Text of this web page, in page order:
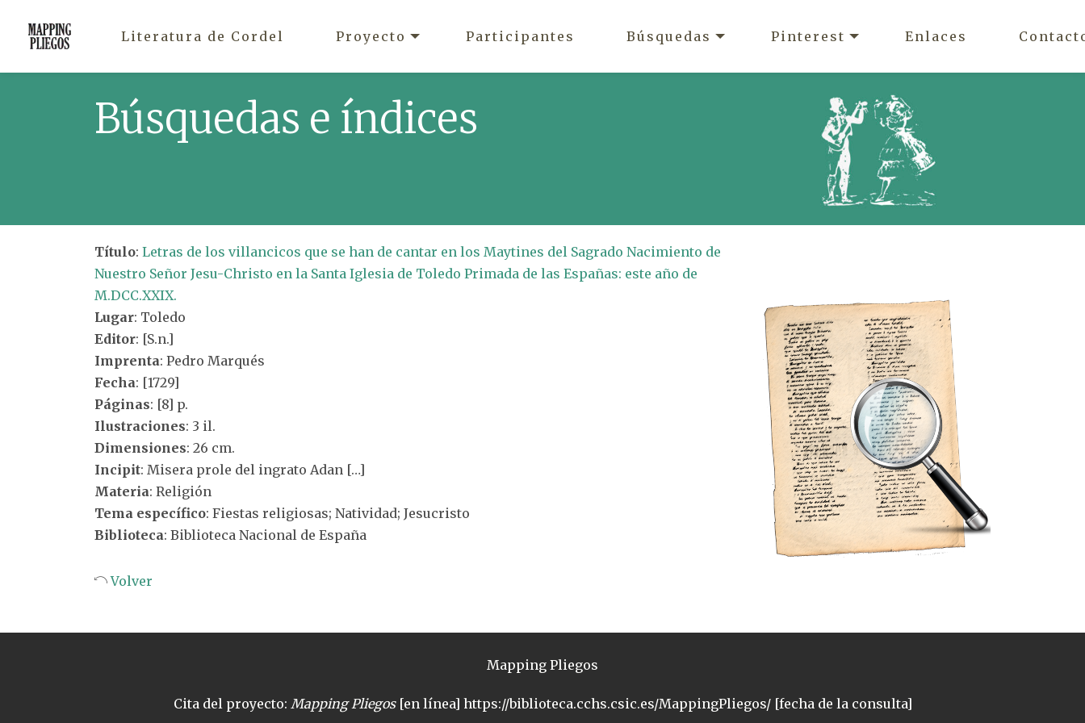
Literatura de Cordel Proyecto Participantes Búsquedas Pinterest Enlaces
Búsquedas e índices
Título: Letras de los villancicos que se han de cantar en los Maytines del Sagrado Nacimiento de
Nuestro Señor Jesu-Christo en la Santa Iglesia de Toledo Primada de las Españas: este año de
M.DCC.XXIX.
Lugar: Toledo
Editor: [S.n.]
Imprenta: Pedro Marqués
Fecha: [1729]
Páginas: [8] p.
Ilustraciones: 3 il.
Dimensiones: 26 cm.
Incipit: Misera prole del ingrato Adan […]
Materia: Religión
Tema específico: Fiestas religiosas; Natividad; Jesucristo
Biblioteca: Biblioteca Nacional de España
Volver
Mapping Pliegos
Cita del proyecto: Mapping Pliegos[en línea] https://biblioteca.cchs.csic.es/MappingPliegos/ [fecha de la consulta]